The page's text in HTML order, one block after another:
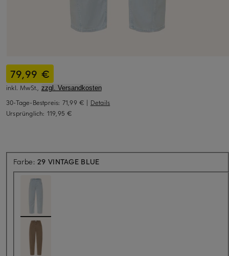
79,99 €
inkl. MwSt., zzgl. Versandkosten
30-Tage-Bestpreis: 71,99 € | Details
Ursprünglich: 119,95 €
Farbe:29 VINTAGE BLUE